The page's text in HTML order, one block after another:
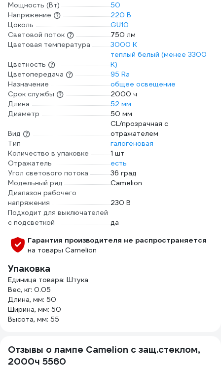
Мощность (Вт)
50
Напряжение
220 В
Цоколь
GU10
Световой поток
750 лм
Цветовая температура
3000 К
Цветность
теплый белый (менее 3300
К)
Цветопередача
95 Ra
Назначение
общее освещение
Срок службы
2000 ч
Длина
52 мм
Диаметр
50 мм
Вид
CL/прозрачная с
отражателем
Тип
галогеновая
Количество в упаковке
1 шт
Отражатель
есть
Угол светового потока
36 град
Модельный ряд
Camelion
Диапазон рабочего
напряжения
230 В
Подходит для выключателей
с подсветкой
да
Гарантия производителя не распространяется
на товары Camelion
Упаковка
Единица товара: Штука
Вес, кг: 0.05
Длина, мм: 50
Ширина, мм: 50
Высота, мм: 55
Отзывы о лампе Camelion с защ.стеклом,
2000ч 5560